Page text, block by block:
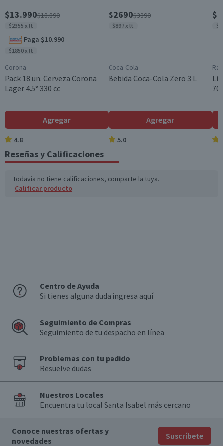
Carnes rojas a la parrilla, quesos curados y maduros,
guisos y estofados intensos, comidas especiadas
Almacenamiento
Almacenar en un lugar fresco, seco y oscuro. Entre 12°C y
18°C.
Contenido
700 cc
Cantidad
Cepa
Denominación de Origen
Valle Central
Envase
Liviano, sabroso y dulzón Taninos suaves
Graduación Alcohólica
12.0°
Nota
Por Ley la venta de alcohol está prohibida para menores
de 18 años.
Garantía Mínima Legal
Válida hasta su fecha de caducidad
$13.990$18.890
$2355 x lt
Paga $10.990
$1850 x lt
Corona
Pack 18 un. Cerveza Corona
Lager 4.5° 330 cc
Agregar
4.8
$2690$3390
$897 x lt
Coca-Cola
Bebida Coca-Cola Zero 3 L
Agregar
5.0
Reseñas y Calificaciones
Todavía no tiene calificaciones, comparte la tuya.
Calificar producto
Centro de Ayuda
Si tienes alguna duda ingresa aquí
Seguimiento de Compras
Seguimiento de tu despacho en línea
Problemas con tu pedido
Resuelve dudas
Nuestros Locales
Encuentra tu local Santa Isabel más cercano
Conoce nuestras ofertas y
novedades
Suscríbete